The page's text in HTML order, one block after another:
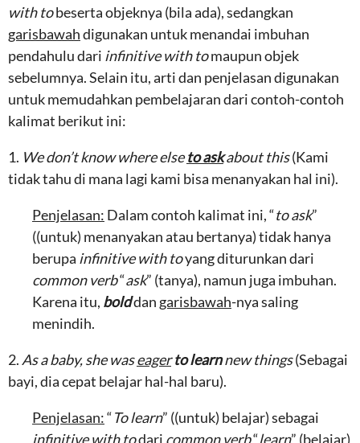
with tobeserta objeknya (bila ada), sedangkan
garisbawahdigunakan untuk menandai imbuhan
pendahulu dari infinitive with tomaupun objek
sebelumnya. Selain itu, arti dan penjelasan digunakan
untuk memudahkan pembelajaran dari contoh-contoh
kalimat berikut ini:
1. We don’t know where elseto askabout this(Kami
tidak tahu di mana lagi kami bisa menanyakan hal ini).
Penjelasan: Dalam contoh kalimat ini, “to ask”
((untuk) menanyakan atau bertanya) tidak hanya
berupa infinitive with toyang diturunkan dari
common verb“ask” (tanya), namun juga imbuhan.
Karena itu, bolddan garisbawah-nya saling
menindih.
2. As a baby, she waseager to learnnew things(Sebagai
bayi, dia cepat belajar hal-hal baru).
Penjelasan:“To learn” ((untuk) belajar) sebagai
infinitive with todari common verb“learn” (belajar)